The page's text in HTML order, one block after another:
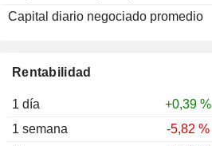
Rentabilidad
1 día
+0,39 %
1 semana
-5,82 %
Capital diario negociado promedio